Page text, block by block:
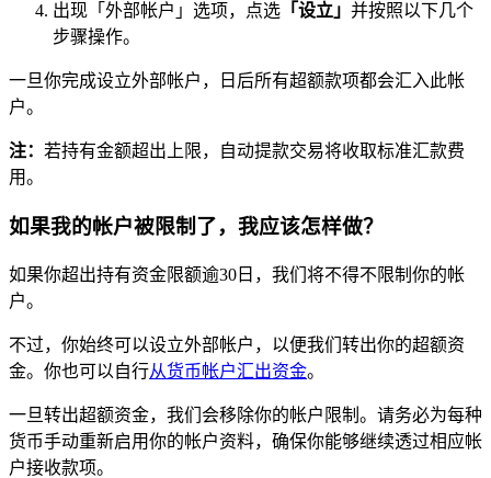
出现「外部帐户」选项，点选 「设立」 并按照以下几个
步骤操作。
一旦你完成设立外部帐户，日后所有超额款项都会汇入此帐
户。
注： 若持有金额超出上限，自动提款交易将收取标准汇款费
用。
如果我的帐户被限制了，我应该怎样做？
如果你超出持有资金限额逾30日，我们将不得不限制你的帐
户。
不过，你始终可以设立外部帐户，以便我们转出你的超额资
金。你也可以自行从货币帐户汇出资金。
一旦转出超额资金，我们会移除你的帐户限制。请务必为每种
货币手动重新启用你的帐户资料，确保你能够继续透过相应帐
户接收款项。